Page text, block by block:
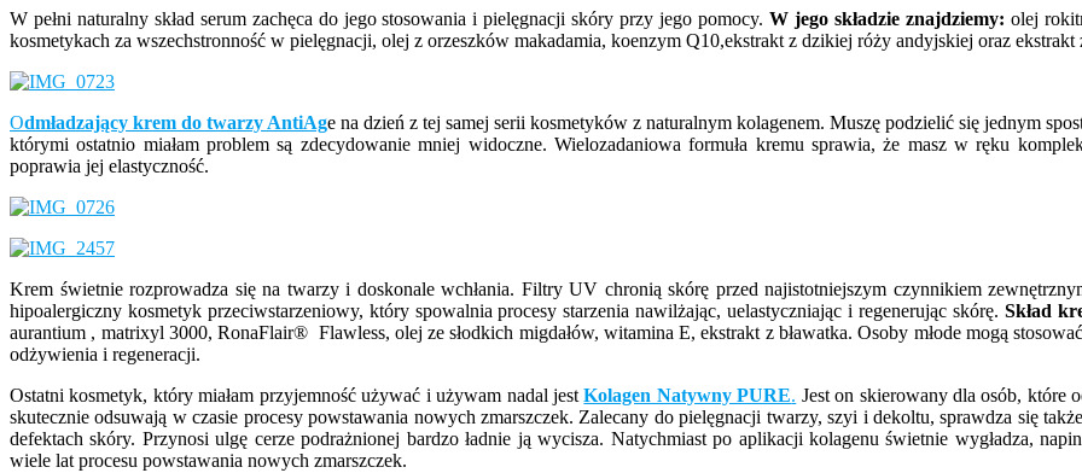
W pełni naturalny skład serum zachęca do jego stosowania i pielęgnacji skóry przy jego pomocy. W jego składzie znajdziemy: olej
kosmetykach za wszechstronność w pielęgnacji, olej z orzeszków makadamia, koenzym Q10,ekstrakt z dzikiej róży andyjskiej oraz
Odmładzający krem do twarzy AntiAge na dzień z tej samej serii kosmetyków z naturalnym kolagenem. Muszę podzielić się jednym
którymi ostatnio miałam problem są zdecydowanie mniej widoczne. Wielozadaniowa formuła kremu sprawia, że masz w ręku
poprawia jej elastyczność.
Krem świetnie rozprowadza się na twarzy i doskonale wchłania. Filtry UV chronią skórę przed najistotniejszym czynnikiem
hipoalergiczny kosmetyk przeciwstarzeniowy, który spowalnia procesy starzenia nawilżając, uelastyczniając i regenerując skórę. Skład
aurantium , matrixyl 3000, RonaFlair® Flawless, olej ze słodkich migdałów, witamina E, ekstrakt z bławatka. Osoby młode mogą
odżywienia i regeneracji.
Ostatni kosmetyk, który miałam przyjemność używać i używam nadal jestKolagen Natywny PURE. Jest on skierowany dla osób, które
skutecznie odsuwają w czasie procesy powstawania nowych zmarszczek. Zalecany do pielęgnacji twarzy, szyi i dekoltu, sprawdza się
defektach skóry. Przynosi ulgę cerze podrażnionej bardzo ładnie ją wycisza. Natychmiast po aplikacji kolagenu świetnie wygładza,
wiele lat procesu powstawania nowych zmarszczek.